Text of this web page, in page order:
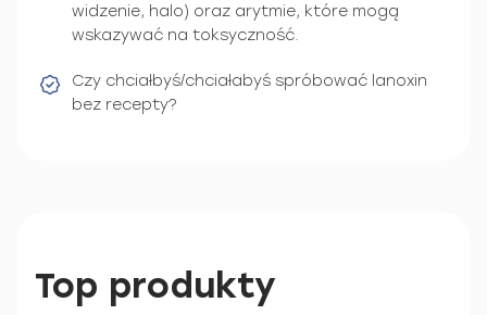
widzenie, halo) oraz arytmie, które mogą
wskazywać na toksyczność.
Czy chciałbyś/chciałabyś spróbować lanoxin
bez recepty?
Top produkty